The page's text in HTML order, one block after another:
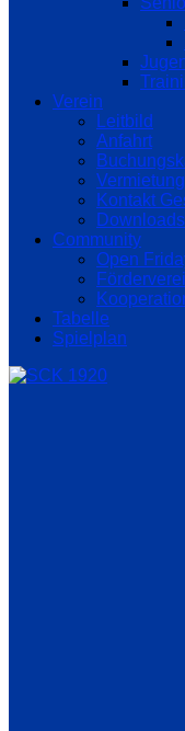
Verein
Leitbild
Anfahrt
Kontakt
Downloads
Community
Open
Tabelle
Spielplan